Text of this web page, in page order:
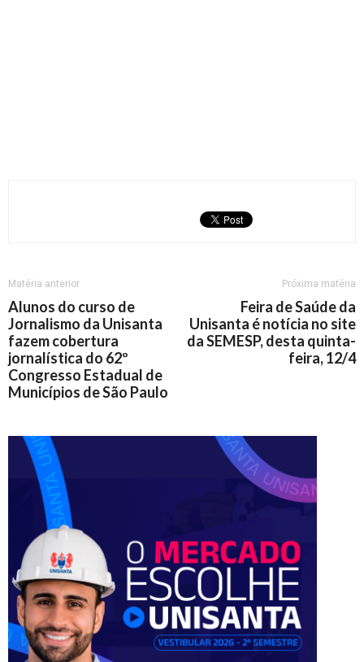
Matéria anterior
Alunos do curso de
Jornalismo da Unisanta
fazem cobertura
jornalística do 62º
Congresso Estadual de
Municípios de São Paulo
Próxima matéria
Feira de Saúde da
Unisanta é notícia no site
da SEMESP, desta quinta-
feira, 12/4